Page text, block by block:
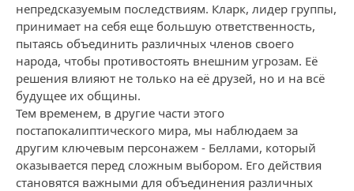
непредсказуемым последствиям. Кларк, лидер группы,
принимает на себя еще большую ответственность,
пытаясь объединить различных членов своего
народа, чтобы противостоять внешним угрозам. Её
решения влияют не только на её друзей, но и на всё
будущее их общины.
Тем временем, в другие части этого
постапокалиптического мира, мы наблюдаем за
другим ключевым персонажем - Беллами, который
оказывается перед сложным выбором. Его действия
становятся важными для объединения различных